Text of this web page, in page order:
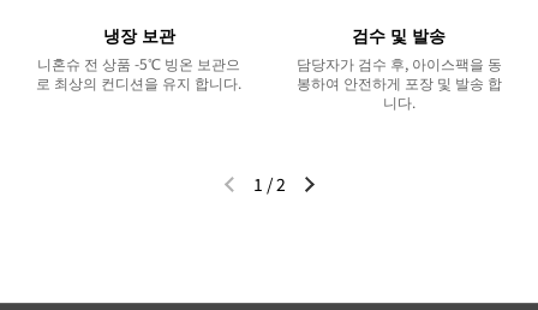
냉장 보관
니혼슈 전 상품 -5℃ 빙온 보관으
로 최상의 컨디션을 유지 합니다.
검수 및 발송
담당자가 검수 후, 아이스팩을 동
봉하여 안전하게 포장 및 발송 합
니다.
이전 슬라이드다음 슬라이드
1 /2